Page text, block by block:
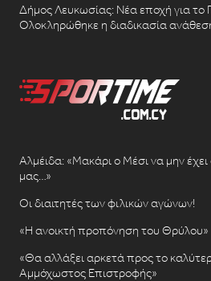
Δήμος Λευκωσίας: Νέα εποχή για το
Ολοκληρώθηκε η διαδικασία
Αλμέιδα: «Μακάρι ο Μέσι να μην έχει
μας…»
Οι διαιτητές των φιλικών αγώνων!
«Η ανοικτή προπόνηση του Θρύλου»
«Θα αλλάξει αρκετά προς το
Αμμόχωστος Επιστροφής»